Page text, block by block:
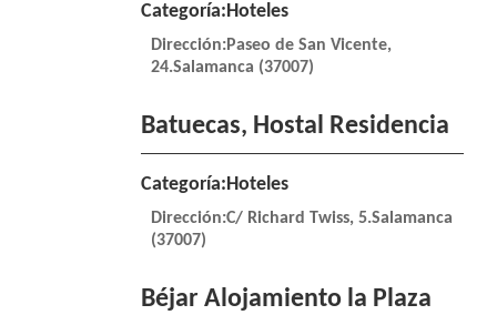
Categoría:Hoteles
Dirección:Paseo de San Vicente,
24.Salamanca (37007)
Batuecas, Hostal Residencia
Categoría:Hoteles
Dirección:C/ Richard Twiss, 5.Salamanca
(37007)
Béjar Alojamiento la Plaza